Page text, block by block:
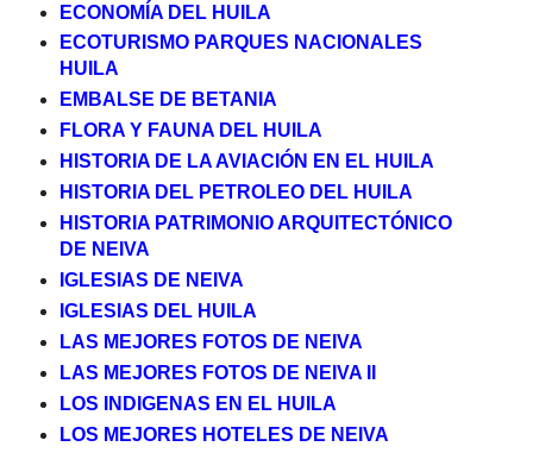
ECONOMÍA DEL HUILA
ECOTURISMO PARQUES NACIONALES
HUILA
EMBALSE DE BETANIA
FLORA Y FAUNA DEL HUILA
HISTORIA DE LA AVIACIÓN EN EL HUILA
HISTORIA DEL PETROLEO DEL HUILA
HISTORIA PATRIMONIO ARQUITECTÓNICO
DE NEIVA
IGLESIAS DE NEIVA
IGLESIAS DEL HUILA
LAS MEJORES FOTOS DE NEIVA
LAS MEJORES FOTOS DE NEIVA II
LOS INDIGENAS EN EL HUILA
LOS MEJORES HOTELES DE NEIVA